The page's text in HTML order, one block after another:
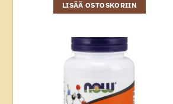
LISÄÄ OSTOSKORIIN